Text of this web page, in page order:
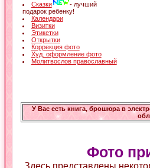
Сказки
- лучший
подарок ребенку!
Календари
Визитки
Этикетки
Открытки
Коррекция фото
Худ. оформление фото
Молитвослов православный
У Вас есть книга, брошюра в
Фото